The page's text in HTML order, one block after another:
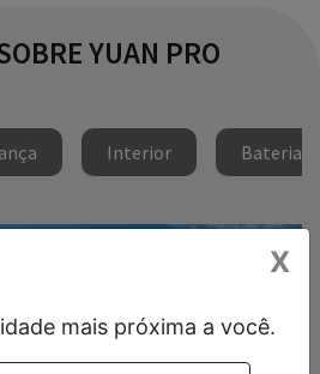
YUAN PRO
Interior Bateria
X
mais próxima a você.